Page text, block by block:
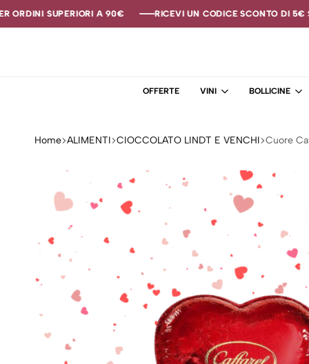
SUPERIORI A 90€ RICEVI UN CODICE SCONTO DI 5€ SE
SUPERIORI A 90€ RICEVI UN CODICE SCONTO DI 5€ SE
SUPERIORI A 90€ RICEVI UN CODICE SCONTO DI 5€ SE
OFFERTE VINI BOLLICINE
Home ALIMENTI CIOCCOLATO LINDT E VENCHI Cuore